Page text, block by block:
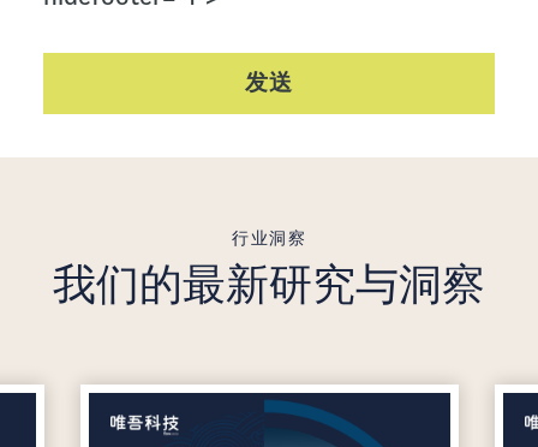
发送
行业洞察
我们的最新研究与洞察